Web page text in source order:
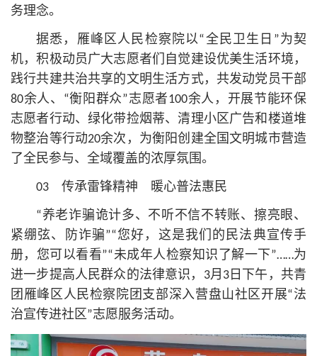
务理念。
据悉，雁峰区人民检察院以“全民卫生日”为契
机，积极动员广大志愿者们自觉建设优美生活环境，
践行共建共治共享的文明生活方式，共发动党员干部
80余人、“衡阳群众”志愿者100余人，开展节能环保
志愿者行动、绿化带捡烟蒂、清理小区广告和楼道堆
物整治等行动20余次，为衡阳创建全国文明城市营造
了全民参与、全域覆盖的浓厚氛围。
03 传承雷锋精神 暖心普法惠民
“养老诈骗诡计多、不听不信不转账、擦亮眼、
紧绷弦、防诈骗”“您好，这是我们的民法典宣传手
册，您可以看看”“未成年人检察知识了解一下”……为
进一步提高人民群众的法律意识，3月3日下午，共青
团雁峰区人民检察院团支部深入营盘山社区开展“法
治宣传进社区”志愿服务活动。